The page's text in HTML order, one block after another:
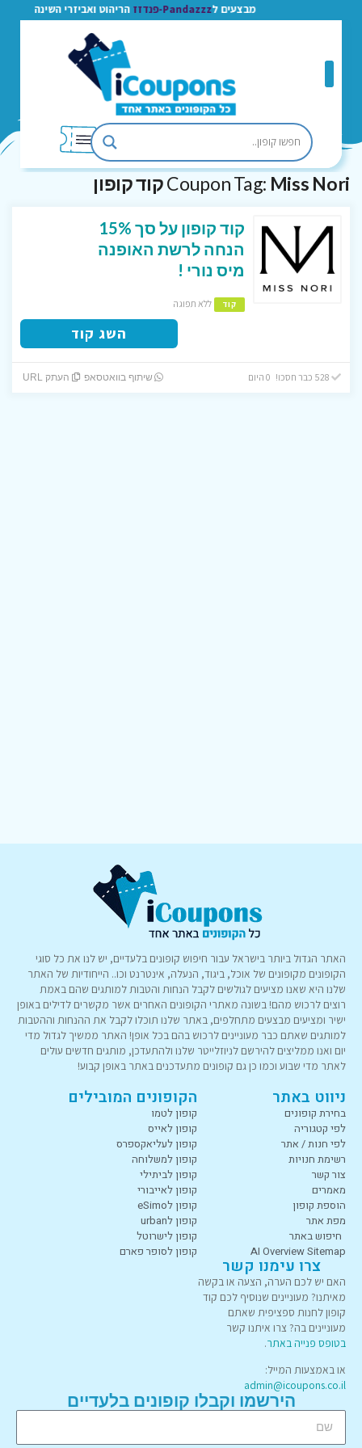
מבצעים לPandazzz-פנדזז הריהוט ואביזרי השינה
Coupon Tag: Miss Nori קוד קופון
קוד קופון על סך 15%
הנחה לרשת האופנה
מיס נורי !
קוד ללא תפוגה
השג קוד
528 כבר חסכו! 0 היום שיתוף בוואטסאפ העתק URL
האתר הגדול ביותר בישראל עבור חיפוש קופונים בלעדיים, יש לנו את כל סוגי
הקופונים מקופונים של אוכל, ביגוד, הנעלה, אינטרנט וכו.. הייחודיות של האתר
שלנו היא שאנו מציעים לגולשים לקבל הנחות והטבות למותגים שהם באמת
רוצים לרכוש מהם! בשונה מאתרי הקופונים האחרים אשר מקשרים לדילים באופן
ישיר ומציעים מבצעים מתחלפים, באתר שלנו תוכלו לקבל את ההנחות וההטבות
למותגים שאתם כבר מעוניינים לרכוש בהם בכל אופן! האתר ממשיך לגדול מדי
יום ואנו ממליצים להירשם לניוזלייטר שלנו ולהתעדכן, מותגים חדשים עולים
לאתר מדי שבוע וכמו כן גם קופונים מתעדכנים באתר באופן קבוע!
ניווט באתר
בחירת קופונים
לפי קטגוריה
לפי חנות / אתר
רשימת חנויות
צור קשר
מאמרים
הוספת קופון
מפת אתר
חיפוש באתר
AI Overview Sitemap
הקופונים המובילים
קופון לטמו
קופון לאייס
קופון לעליאקספרס
קופון למשלוחה
קופון לביתילי
קופון לאייבורי
קופון לeSimo
קופון לurban
קופון לישרוטל
קופון לסופר פארם
צרו עימנו קשר
האם יש לכם הערה, הצעה או בקשה
מאיתנו? מעוניינים שנוסיף לכם קוד
קופון לחנות ספציפית שאתם
מעוניינים בה? צרו איתנו קשר
בטופס פנייה באתר.
או באמצעות המייל:
admin@icoupons.co.il
הירשמו וקבלו קופונים בלעדיים